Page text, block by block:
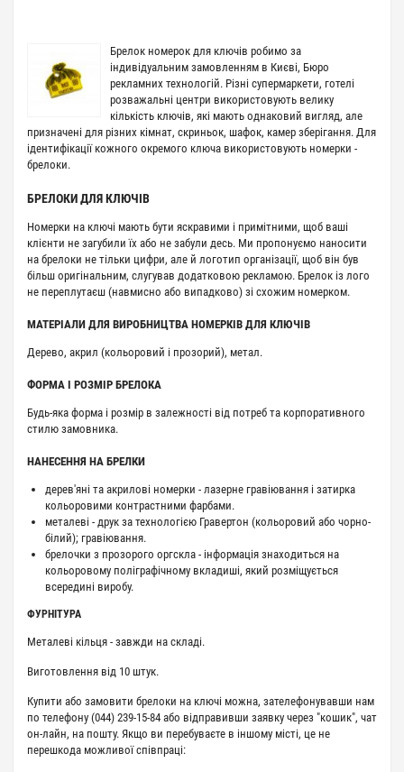
Брелок номерок для ключів робимо за
індивідуальним замовленням в Києві, Бюро
рекламних технологій. Різні супермаркети, готелі
розважальні центри використовують велику
кількість ключів, які мають однаковий вигляд, але
призначені для різних кімнат, скриньок, шафок, камер зберігання. Для
ідентифікації кожного окремого ключа використовують номерки -
брелоки.
БРЕЛОКИ ДЛЯ КЛЮЧІВ
Номерки на ключі мають бути яскравими і примітними, щоб ваші
клієнти не загубили їх або не забули десь. Ми пропонуємо наносити
на брелоки не тільки цифри, але й логотип організації, щоб він був
більш оригінальним, слугував додатковою рекламою. Брелок із лого
не переплутаєш (навмисно або випадково) зі схожим номерком.
МАТЕРІАЛИ ДЛЯ ВИРОБНИЦТВА НОМЕРКІВ ДЛЯ КЛЮЧІВ
Дерево, акрил (кольоровий і прозорий), метал.
ФОРМА І РОЗМІР БРЕЛОКА
Будь-яка форма і розмір в залежності від потреб та корпоративного
стилю замовника.
НАНЕСЕННЯ НА БРЕЛКИ
дерев'яні та акрилові номерки - лазерне гравіювання і затирка
кольоровими контрастними фарбами.
металеві - друк за технологією Гравертон (кольоровий або чорно-
білий); гравіювання.
брелочки з прозорого оргскла - інформація знаходиться на
кольоровому поліграфічному вкладиші, який розміщується
всередині виробу.
ФУРНІТУРА
Металеві кільця - завжди на складі.
Виготовлення від 10 штук.
Купити або замовити брелоки на ключі можна, зателефонувавши нам
по телефону (044) 239-15-84 або відправивши заявку через "кошик", чат
он-лайн, на пошту. Якщо ви перебуваєте в іншому місті, це не
перешкода можливої ​​співпраці: